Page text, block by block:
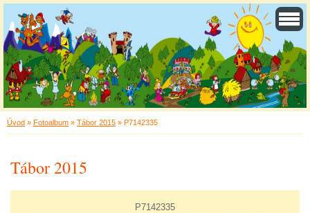
Úvod » Fotoalbum » Tábor 2015 » P7142335
Tábor 2015
P7142335